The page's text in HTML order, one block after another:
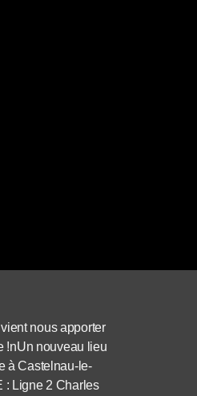
nous apporter
!nUn nouveau lieu
à Castelnau-le-
: Ligne 2 Charles